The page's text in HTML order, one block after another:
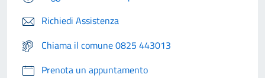
Richiedi Assistenza
Chiama il comune 0825 443013
Prenota un appuntamento